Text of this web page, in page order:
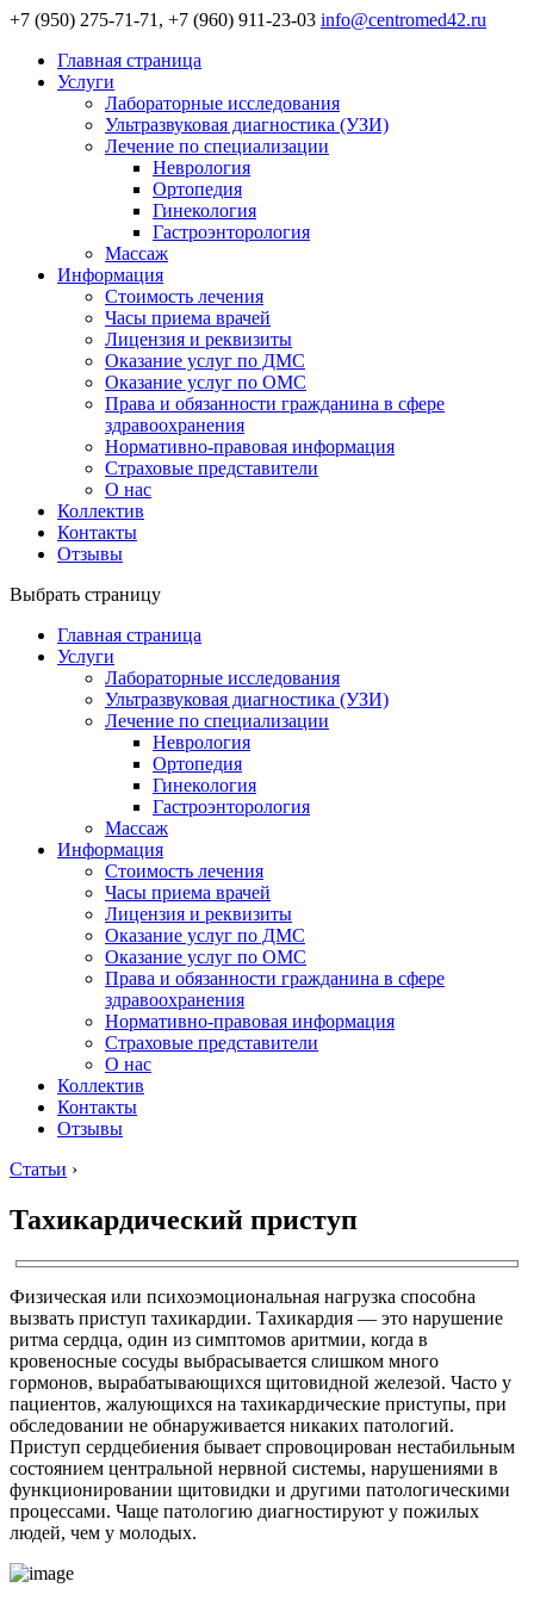
+7 (950) 275-71-71, +7 (960) 911-23-03 info@centromed42.ru
Главная страница
Услуги
Лабораторные исследования
Ультразвуковая диагностика (УЗИ)
Лечение по специализации
Неврология
Ортопедия
Гинекология
Гастроэнторология
Массаж
Информация
Стоимость лечения
Часы приема врачей
Лицензия и реквизиты
Оказание услуг по ДМС
Оказание услуг по ОМС
Права и обязанности гражданина в сфере
здравоохранения
Нормативно-правовая информация
Страховые представители
О нас
Коллектив
Контакты
Отзывы
Выбрать страницу
Главная страница
Услуги
Лабораторные исследования
Ультразвуковая диагностика (УЗИ)
Лечение по специализации
Неврология
Ортопедия
Гинекология
Гастроэнторология
Массаж
Информация
Стоимость лечения
Часы приема врачей
Лицензия и реквизиты
Оказание услуг по ДМС
Оказание услуг по ОМС
Права и обязанности гражданина в сфере
здравоохранения
Нормативно-правовая информация
Страховые представители
О нас
Коллектив
Контакты
Отзывы
Статьи ›
Тахикардический приступ
Физическая или психоэмоциональная нагрузка способна
вызвать приступ тахикардии. Тахикардия — это нарушение
ритма сердца, один из симптомов аритмии, когда в
кровеносные сосуды выбрасывается слишком много
гормонов, вырабатывающихся щитовидной железой. Часто у
пациентов, жалующихся на тахикардические приступы, при
обследовании не обнаруживается никаких патологий.
Приступ сердцебиения бывает спровоцирован нестабильным
состоянием центральной нервной системы, нарушениями в
функционировании щитовидки и другими патологическими
процессами. Чаще патологию диагностируют у пожилых
людей, чем у молодых.